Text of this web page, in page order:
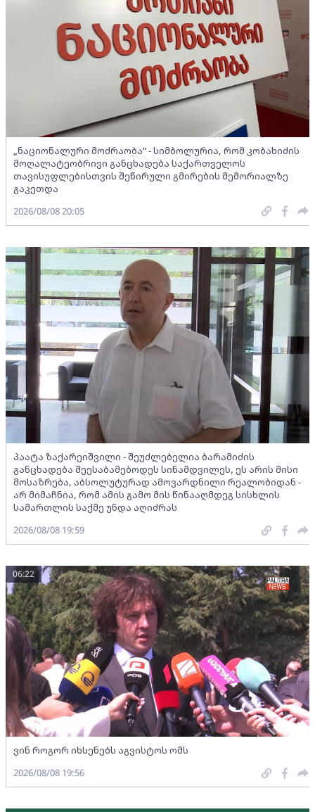
„ნაციონალური მოძრაობა“ - სიმბოლურია, რომ კობახიძის
მოღალატეობრივი განცხადება საქართველოს
თავისუფლებისთვის შეწირული გმირების მემორიალზე
გაკეთდა
2026/08/08 20:05
პაატა ზაქარეიშვილი - შეუძლებელია ბარამიძის
განცხადება შეესაბამებოდეს სინამდვილეს, ეს არის მისი
მოსაზრება, აბსოლუტურად ამოვარდნილი რეალობიდან -
არ მიმაჩნია, რომ ამის გამო მის წინააღმდეგ სისხლის
სამართლის საქმე უნდა აღიძრას
2026/08/08 19:59
ვინ როგორ იხსენებს აგვისტოს ომს
06:22
2026/08/08 19:56